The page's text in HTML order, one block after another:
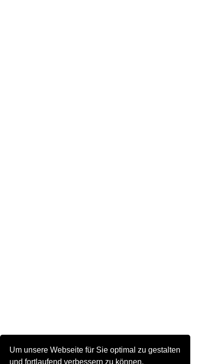
Um unsere Webseite für Sie optimal zu gestalten
und fortlaufend verbessern zu können,